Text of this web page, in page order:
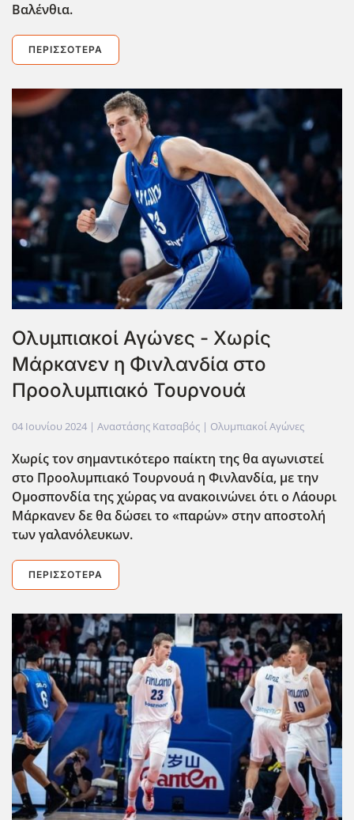
Βαλένθια.
ΠΕΡΙΣΣΌΤΕΡΑ
Ολυμπιακοί Αγώνες - Χωρίς
Μάρκανεν η Φινλανδία στο
Προολυμπιακό Τουρνουά
04 Ιουνίου 2024 | Αναστάσης Κατσαβός | Ολυμπιακοί Αγώνες
Χωρίς τον σημαντικότερο παίκτη της θα αγωνιστεί
στο Προολυμπιακό Τουρνουά η Φινλανδία, με την
Ομοσπονδία της χώρας να ανακοινώνει ότι ο Λάουρι
Μάρκανεν δε θα δώσει το «παρών» στην αποστολή
των γαλανόλευκων.
ΠΕΡΙΣΣΌΤΕΡΑ